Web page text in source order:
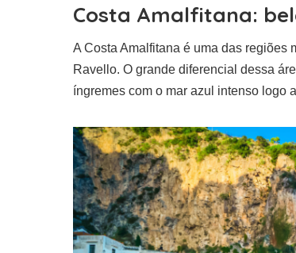
Costa Amalfitana:
A Costa Amalfitana é uma das regiões
Ravello. O grande diferencial dessa
íngremes com o mar azul intenso logo